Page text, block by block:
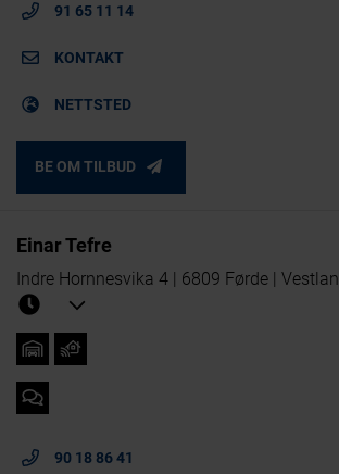
91 65 11 14
KONTAKT
NETTSTED
BE OM TILBUD
Einar Tefre
Indre Hornnesvika 4 | 6809 Førde |
90 18 86 41